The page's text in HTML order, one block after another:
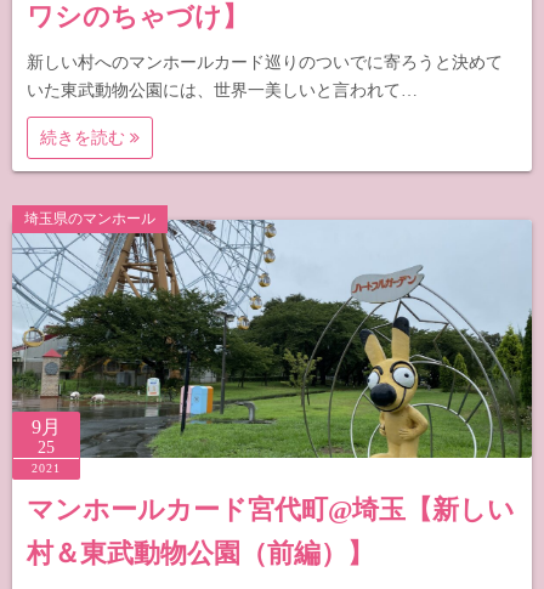
ワシのちゃづけ】
新しい村へのマンホールカード巡りのついでに寄ろうと決めて
いた東武動物公園には、世界一美しいと言われて…
続きを読む
埼玉県のマンホール
9月
25
2021
マンホールカード宮代町@埼玉【新しい
村＆東武動物公園（前編）】